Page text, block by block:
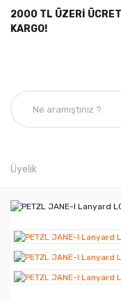
2000 TL ÜZERİ
KARGO!
Üyelik